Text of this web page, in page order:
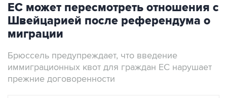
ЕС может пересмотреть отношения с
Швейцарией после референдума о
миграции
Брюссель предупреждает, что введение
иммиграционных квот для граждан ЕС нарушает
прежние договоренности